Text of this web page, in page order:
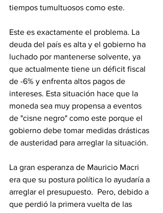
tiempos tumultuosos como este.
Este es exactamente el problema. La
deuda del país es alta y el gobierno ha
luchado por mantenerse solvente, ya
que actualmente tiene un déficit fiscal
de -6% y enfrenta altos pagos de
intereses. Esta situación hace que la
moneda sea muy propensa a eventos
de "cisne negro" como este porque el
gobierno debe tomar medidas drásticas
de austeridad para arreglar la situación.
La gran esperanza de Mauricio Macri
era que su postura política lo ayudaría a
arreglar el presupuesto.  Pero, debido a
que perdió la primera vuelta de las